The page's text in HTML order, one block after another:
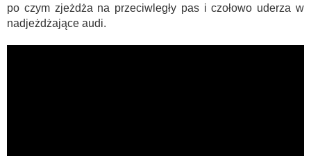
po czym zjeżdża na przeciwległy pas i czołowo uderza w
nadjeżdżające audi.